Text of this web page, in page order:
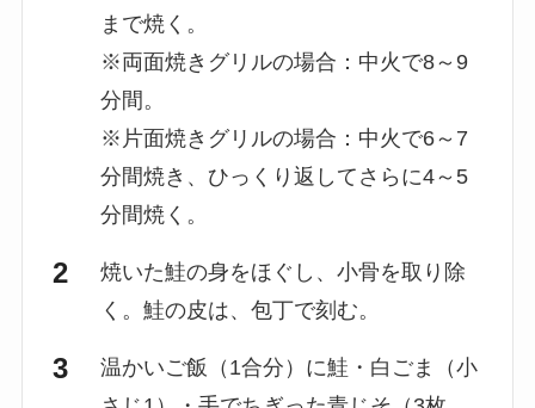
まで焼く。
※両面焼きグリルの場合：中火で8～9
分間。
※片面焼きグリルの場合：中火で6～7
分間焼き、ひっくり返してさらに4～5
分間焼く。
焼いた鮭の身をほぐし、小骨を取り除
く。鮭の皮は、包丁で刻む。
温かいご飯（1合分）に鮭・白ごま（小